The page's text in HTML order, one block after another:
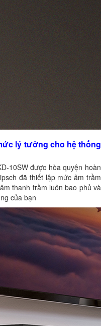
lý tưởng cho hệ thống
10SW được hòa quyện hoàn
đã thiết lập mức âm trầm
thanh trầm luôn bao phủ và
của bạn